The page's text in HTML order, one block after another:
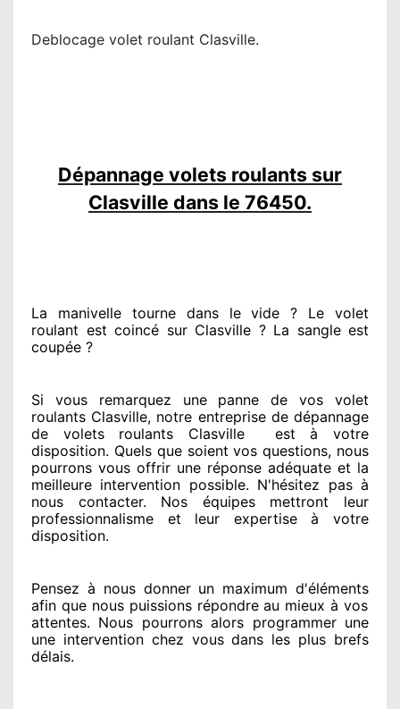
Deblocage volet roulant Clasville.
Dépannage volets roulants sur
Clasville dans le 76450.
La manivelle tourne dans le vide ? Le volet
roulant est coincé sur Clasville ? La sangle est
coupée ?
Si vous remarquez une panne de vos volet
roulants Clasville, notre entreprisede dépannage
de volets roulants Clasville
est à votre
disposition. Quels que soient vos questions, nous
pourrons vous offrir une réponse adéquate et la
meilleure intervention possible. N'hésitez pas à
nous contacter. Nos équipesmettront leur
professionnalisme et leur expertise à votre
disposition.
Pensez à nous donnerun maximum d'éléments
afin que nous puissions répondre au mieux à vos
attentes. Nous pourrons alors programmerune
une intervention chez vousdans les plus brefs
délais.